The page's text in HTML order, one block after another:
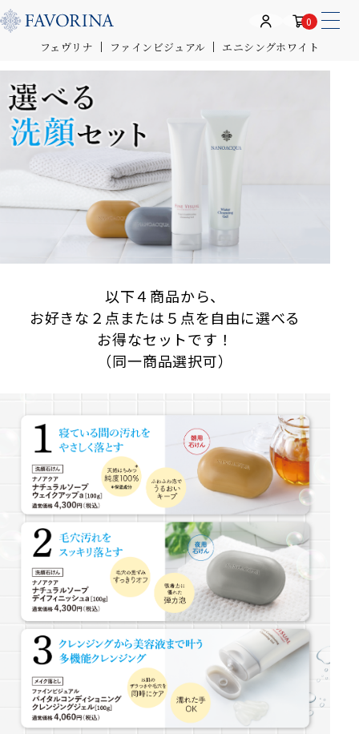
0
フェヴリナ ファインビジュアル エニシングホワイト
以下４商品から、
お好きな２点または５点を自由に選べる
お得なセットです！
（同一商品選択可）